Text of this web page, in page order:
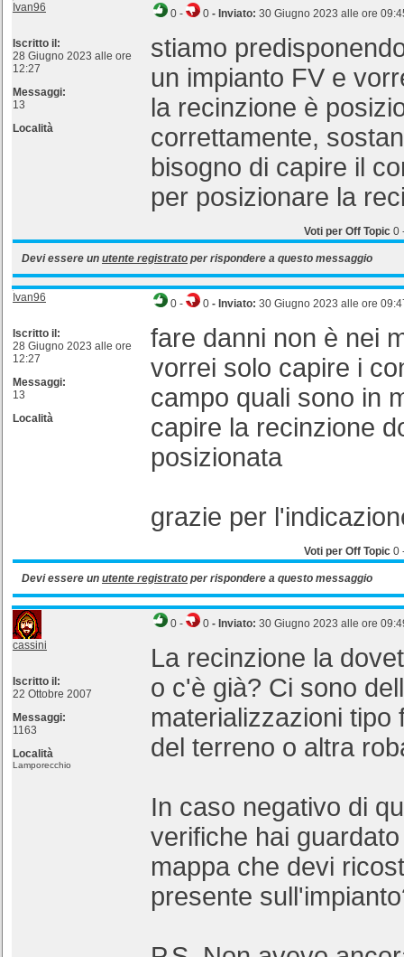
Ivan96
Iscritto il:
28 Giugno 2023 alle ore
12:27
Messaggi:
13
Località
0 - 0 - Inviato: 30 Giugno 2023 alle ore
stiamo
un impianto FV e
la recinzione è
correttamente,
bisogno di capire il
per posizionare la
Voti per Off Topic 0
Devi essere un utente registrato per rispondere a questo messaggio
Ivan96
Iscritto il:
28 Giugno 2023 alle ore
12:27
Messaggi:
13
Località
0 - 0 - Inviato: 30 Giugno 2023 alle ore
fare danni non è nei
vorrei solo capire i
campo quali sono in
capire la recinzione
posizionata
grazie per
Voti per Off Topic 0
Devi essere un utente registrato per rispondere a questo messaggio
cassini
Iscritto il:
22 Ottobre 2007
Messaggi:
1163
Località
Lamporecchio
0 - 0 - Inviato: 30 Giugno 2023 alle ore
La recinzione la
o c'è già? Ci sono
materializzazioni tipo
del terreno o altra
In caso negativo di
verifiche hai
mappa che devi
presente